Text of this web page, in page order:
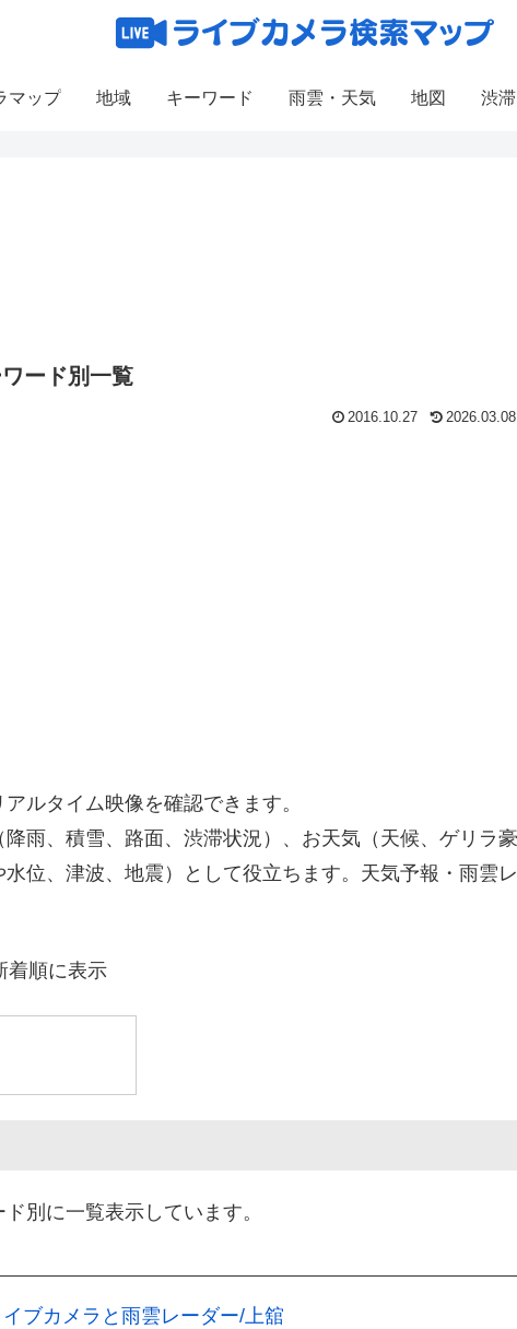
マップ 地域 キーワード 雨雲・天気 地図 渋
ード別一覧
2016.10.27 2026.03.08
ルタイム映像を確認できます。
雨、積雪、路面、渋滞状況）、お天気（天候、ゲリラ豪
位、津波、地震）として役立ちます。天気予報・雨雲レ
着順に表示
別に一覧表示しています。
ブカメラと雨雲レーダー/上舘